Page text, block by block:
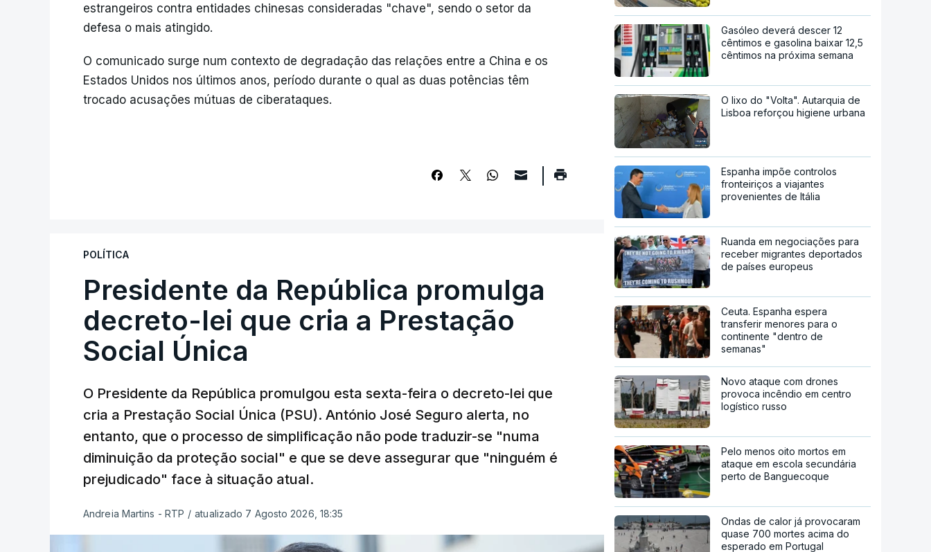
estrangeiros contra entidades chinesas consideradas "chave", sendo o setor da
defesa o mais atingido.
O comunicado surge num contexto de degradação das relações entre a China e os
Estados Unidos nos últimos anos, período durante o qual as duas potências têm
trocado acusações mútuas de ciberataques.
POLÍTICA
Presidente da República promulga
decreto-lei que cria a Prestação
Social Única
O Presidente da República promulgou esta sexta-feira o decreto-lei que
cria a Prestação Social Única (PSU). António José Seguro alerta, no
entanto, que o processo de simplificação não pode traduzir-se "numa
diminuição da proteção social" e que se deve assegurar que "ninguém é
prejudicado" face à situação atual.
Andreia Martins - RTP / atualizado 7 Agosto 2026, 18:35
Gasóleo deverá descer 12
cêntimos e gasolina baixar 12,5
cêntimos na próxima semana
O lixo do "Volta". Autarquia de
Lisboa reforçou higiene urbana
Espanha impõe controlos
fronteiriços a viajantes
provenientes de Itália
Ruanda em negociações para
receber migrantes deportados
de países europeus
Ceuta. Espanha espera
transferir menores para o
continente "dentro de
semanas"
Novo ataque com drones
provoca incêndio em centro
logístico russo
Pelo menos oito mortos em
ataque em escola secundária
perto de Banguecoque
Ondas de calor já provocaram
quase 700 mortes acima do
esperado em Portugal